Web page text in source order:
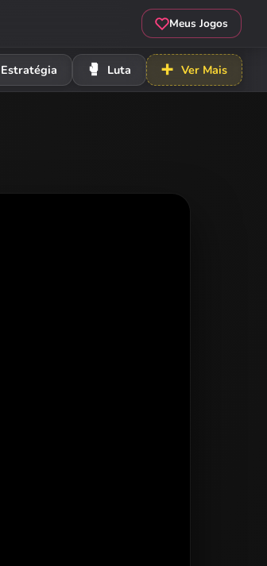
Meus Jogos
Estratégia 🥊 Luta ➕ Ver Mais